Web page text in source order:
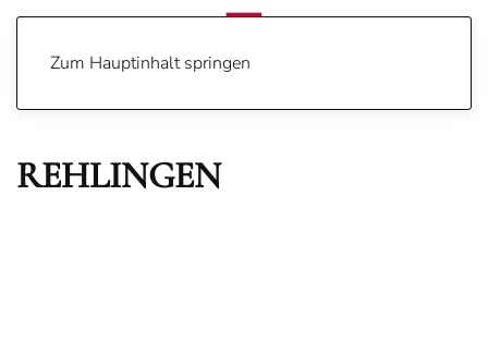
Zum Hauptinhalt springen
REHLINGEN